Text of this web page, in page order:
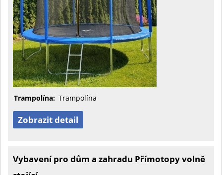
Trampolína: Trampolína
Zobrazit detail
Vybavení pro dům a zahradu Přímotopy volně